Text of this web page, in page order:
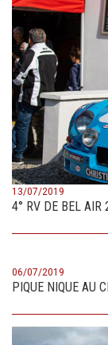
13/07/2019
4° RV DE BEL AIR
06/07/2019
PIQUE NIQUE AU